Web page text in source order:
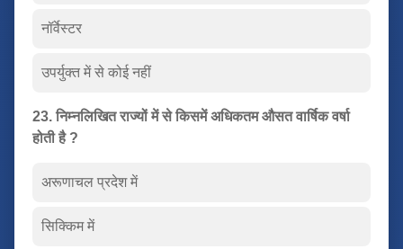
नॉर्वेस्टर
उपर्युक्त में से कोई नहीं
23. निम्नलिखित राज्यों में से किसमें अधिकतम औसत वार्षिक वर्षा
होती है ?
अरूणाचल प्रदेश में
सिक्किम में